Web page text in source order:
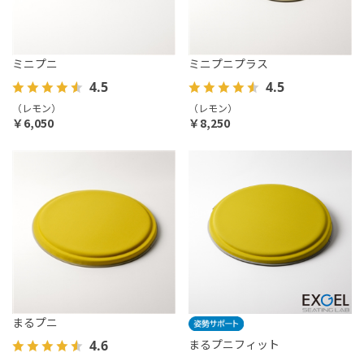
ミニプニ
4.5
（レモン）
￥6,050
ミニプニプラス
4.5
（レモン）
￥8,250
まるプニ
4.6 まるプニフィット